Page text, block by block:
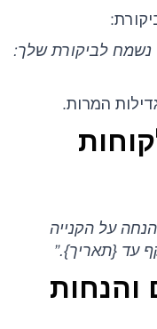
לביקורת שלך:
“שלום {שם}, חסרת לנו! הנה 15% הנחה על הקנייה